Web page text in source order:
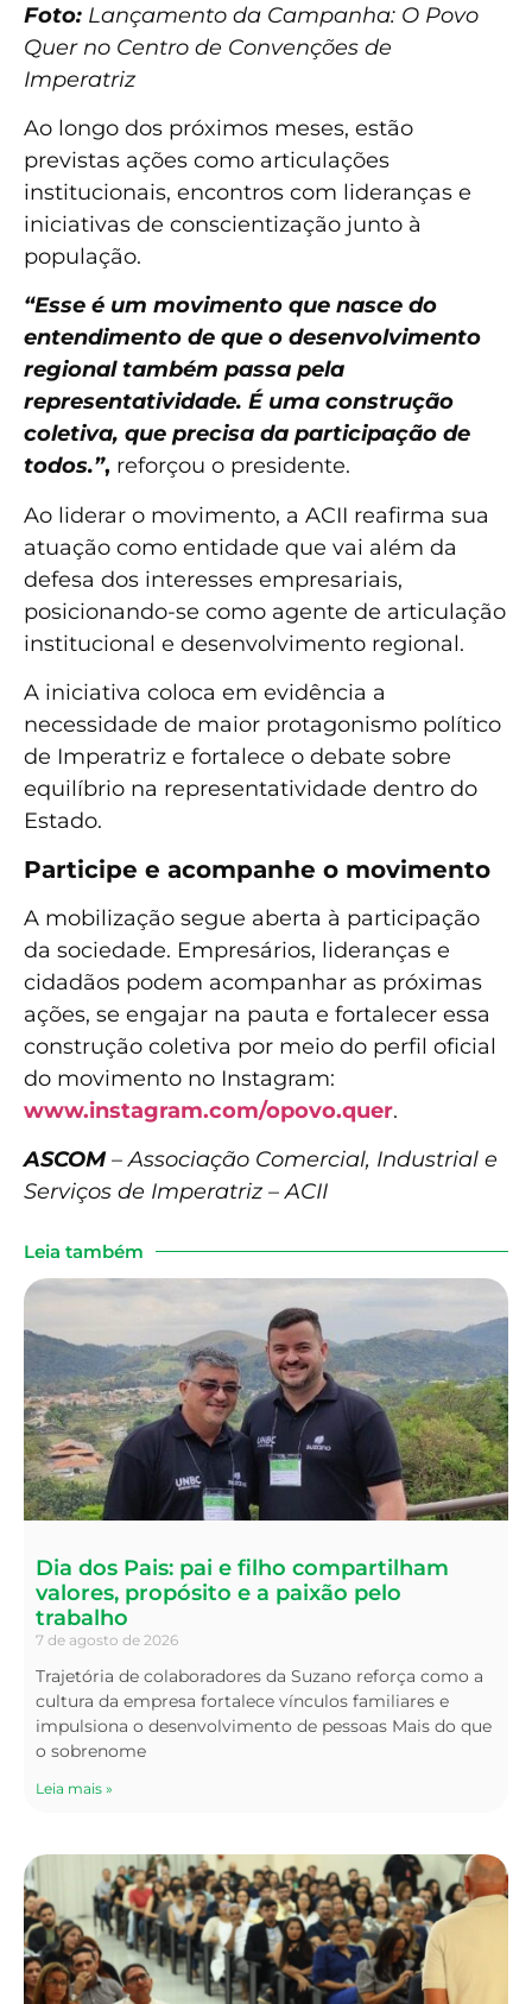
Foto: Lançamento da Campanha: O Povo
Quer no Centro de Convenções de
Imperatriz
Ao longo dos próximos meses, estão
previstas ações como articulações
institucionais, encontros com lideranças e
iniciativas de conscientização junto à
população.
“Esse é um movimento que nasce do
entendimento de que o desenvolvimento
regional também passa pela
representatividade. É uma construção
coletiva, que precisa da participação de
todos.”, reforçou o presidente.
Ao liderar o movimento, a ACII reafirma sua
atuação como entidade que vai além da
defesa dos interesses empresariais,
posicionando-se como agente de articulação
institucional e desenvolvimento regional.
A iniciativa coloca em evidência a
necessidade de maior protagonismo político
de Imperatriz e fortalece o debate sobre
equilíbrio na representatividade dentro do
Estado.
Participe e acompanhe o movimento
A mobilização segue aberta à participação
da sociedade. Empresários, lideranças e
cidadãos podem acompanhar as próximas
ações, se engajar na pauta e fortalecer essa
construção coletiva por meio do perfil oficial
do movimento no Instagram:
www.instagram.com/opovo.quer.
ASCOM–Associação Comercial, Industrial e
Serviços de Imperatriz – ACII
Leia também
Dia dos Pais: pai e filho compartilham
valores, propósito e a paixão pelo
trabalho
7 de agosto de 2026
Trajetória de colaboradores da Suzano reforça como a
cultura da empresa fortalece vínculos familiares e
impulsiona o desenvolvimento de pessoas Mais do que
o sobrenome
Leia mais »